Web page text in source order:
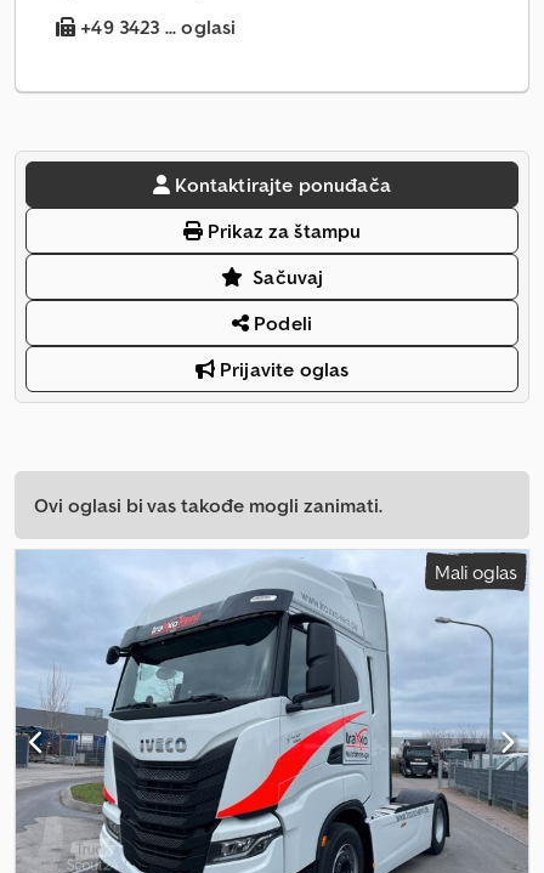
+49 3423 ... oglasi
Kontaktirajte ponuđača
Prikaz za štampu
Sačuvaj
Podeli
Prijavite oglas
Ovi oglasi bi vas takođe mogli zanimati.
Mali oglas